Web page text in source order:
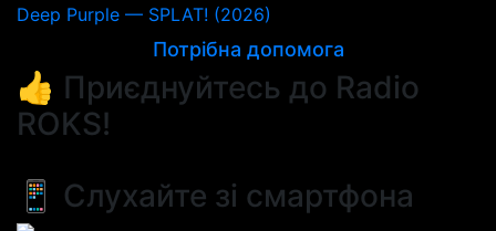
Deep Purple — SPLAT! (2026)
Потрібна допомога
👍 Приєднуйтесь до Radio
ROKS!
📱 Слухайте зі смартфона